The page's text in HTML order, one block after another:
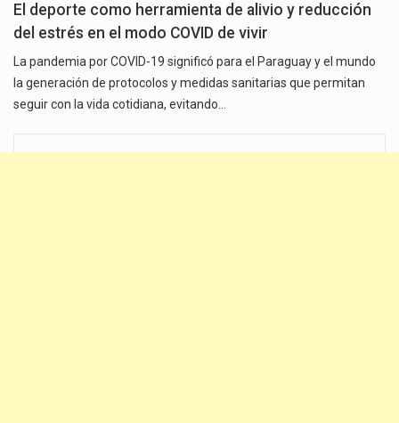
El deporte como herramienta de alivio y reducción
del estrés en el modo COVID de vivir
La pandemia por COVID-19 significó para el Paraguay y el mundo
la generación de protocolos y medidas sanitarias que permitan
seguir con la vida cotidiana, evitando…